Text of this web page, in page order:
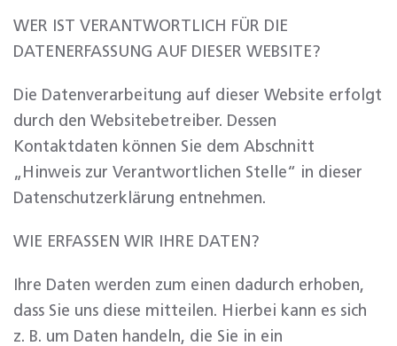
WER IST VERANTWORTLICH FÜR DIE
DATENERFASSUNG AUF DIESER WEBSITE?
Die Datenverarbeitung auf dieser Website erfolgt
durch den Websitebetreiber. Dessen
Kontaktdaten können Sie dem Abschnitt
„Hinweis zur Verantwortlichen Stelle“ in dieser
Datenschutzerklärung entnehmen.
WIE ERFASSEN WIR IHRE DATEN?
Ihre Daten werden zum einen dadurch erhoben,
dass Sie uns diese mitteilen. Hierbei kann es sich
z. B. um Daten handeln, die Sie in ein